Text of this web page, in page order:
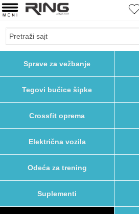
Sprave za vežbanje
Tegovi bučice šipke
Crossfit oprema
Električna vozila
Odeća za trening
Suplementi